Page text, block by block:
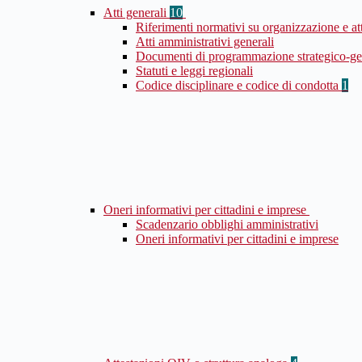
Atti generali 10
Riferimenti normativi su organizzazione e
Atti amministrativi generali
Documenti di programmazione strategico-
Statuti e leggi regionali
Codice disciplinare e codice di condotta 1
Oneri informativi per cittadini e imprese
Scadenzario obblighi amministrativi
Oneri informativi per cittadini e imprese